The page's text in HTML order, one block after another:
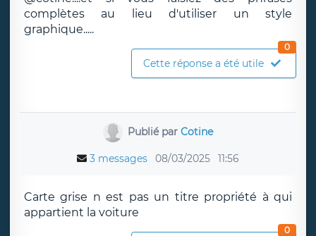
complètes au lieu d'utiliser un style
graphique.....
Cette réponse a été utile
0
Publié parCotine
3 messages 08/03/2025 11:56
Carte grise n est pas un titre propriété à qui
appartient la voiture
0